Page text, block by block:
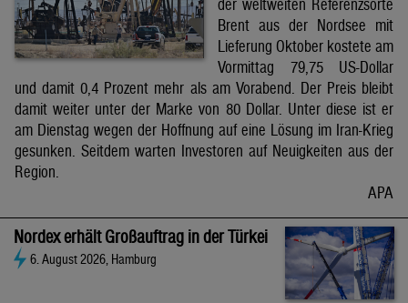
der weltweiten Referenzsorte
Brent aus der Nordsee mit
Lieferung Oktober kostete am
Vormittag 79,75 US-Dollar
und damit 0,4 Prozent mehr als am Vorabend. Der Preis bleibt
damit weiter unter der Marke von 80 Dollar. Unter diese ist er
am Dienstag wegen der Hoffnung auf eine Lösung im Iran-Krieg
gesunken. Seitdem warten Investoren auf Neuigkeiten aus der
Region.
APA
Nordex erhält Großauftrag in der Türkei
6. August 2026, Hamburg